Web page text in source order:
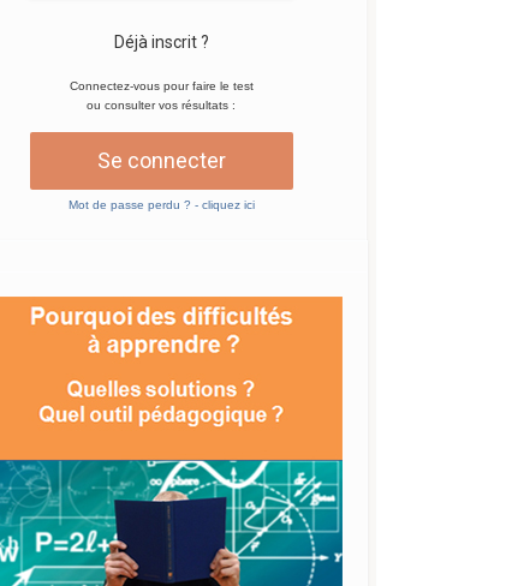
Déjà inscrit ?
Connectez-vous pour faire le test
ou consulter vos résultats :
Se connecter
Mot de passe perdu ? - cliquez ici